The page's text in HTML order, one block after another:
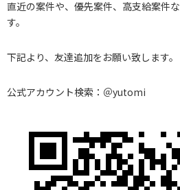
直近の案件や、優先案件、高支給案件
す。
下記より、友達追加をお願い致します。
公式アカウント検索：＠yutomi